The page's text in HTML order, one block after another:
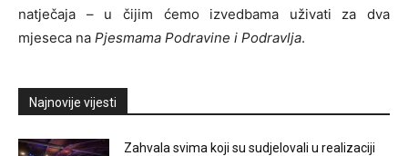
natječaja – u čijim ćemo izvedbama uživati za dva
mjeseca na Pjesmama Podravine i Podravlja.
Najnovije vijesti
Zahvala svima koji su sudjelovali u realizaciji